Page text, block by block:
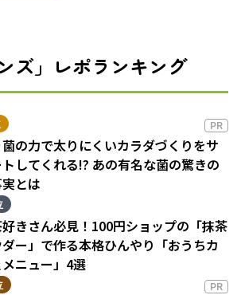
ズ」レポランキング
PR
菌の力で太りにくいカラダづくりをサ
してくれる!? あの有名な菌の驚きの
とは
きさん必見！100円ショップの「抹茶
ー」で作る本格ひんやり「おうちカ
ニュー」4選
PR